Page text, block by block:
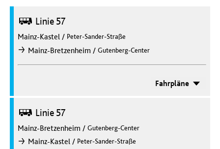
Bus Linie 57
Mainz-Kastel / Peter-Sander-Straße
nachMainz-Bretzenheim / Gutenberg-Center
Fahrpläne
Bus Linie 57
Mainz-Bretzenheim / Gutenberg-Center
nachMainz-Kastel / Peter-Sander-Straße